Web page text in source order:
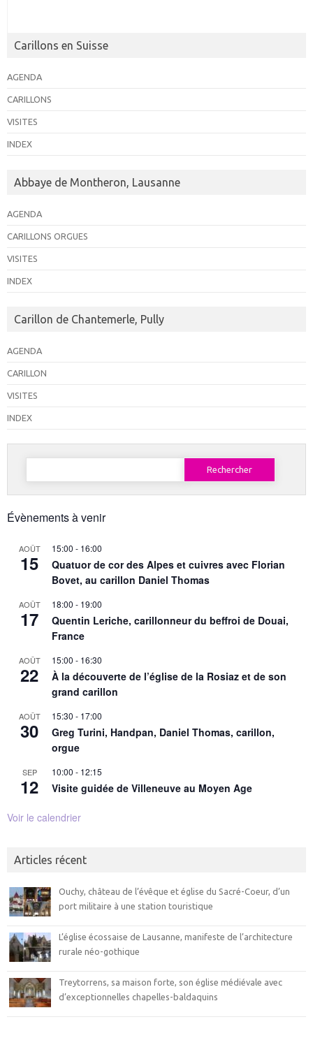
Carillons en Suisse
AGENDA
CARILLONS
VISITES
INDEX
Abbaye de Montheron, Lausanne
AGENDA
CARILLONS ORGUES
VISITES
INDEX
Carillon de Chantemerle, Pully
AGENDA
CARILLON
VISITES
INDEX
Rechercher :
Évènements à venir
AOÛT
15
15:00 - 16:00
Quatuor de cor des Alpes et cuivres avec Florian
Bovet, au carillon Daniel Thomas
AOÛT
17
18:00 - 19:00
Quentin Leriche, carillonneur du beffroi de Douai,
France
AOÛT
22
15:00 - 16:30
À la découverte de l’église de la Rosiaz et de son
grand carillon
AOÛT
30
15:30 - 17:00
Greg Turini, Handpan, Daniel Thomas, carillon,
orgue
SEP
12
10:00 - 12:15
Visite guidée de Villeneuve au Moyen Age
Voir le calendrier
Articles récent
Ouchy, château de l’évêque et église du Sacré-Coeur, d’un
port militaire à une station touristique
L’église écossaise de Lausanne, manifeste de l’architecture
rurale néo-gothique
Treytorrens, sa maison forte, son église médiévale avec
d’exceptionnelles chapelles-baldaquins